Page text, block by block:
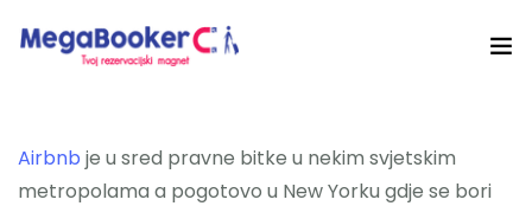
Rješenja
Airbnb je u sred pravne bitke u nekim svjetskim
metropolama a pogotovo u New Yorku gdje se bori